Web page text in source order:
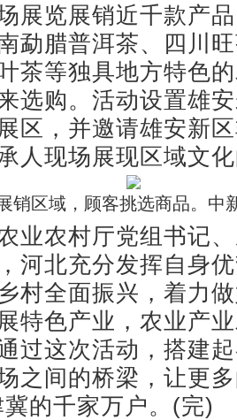
览展销近千款产品
勐腊普洱茶、四川
茶等独具地方特色
选购。活动设置雄
区，并邀请雄安新
人现场展现区域文
销区域，顾客挑选商品。中
农村厅党组书记、
河北充分发挥自身
村全面振兴，着力
特色产业，农业产
过这次活动，搭建
之间的桥梁，让更
冀的千家万户。(完)